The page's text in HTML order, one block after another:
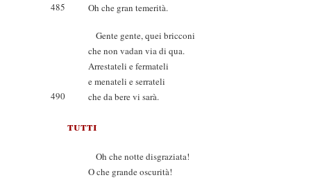
485 Oh che gran temerità.
Gente gente, quei bricconi
che non vadan via di qua.
Arrestateli e fermateli
e menateli e serrateli
490
che da bere vi sarà.
tutti
Oh che notte disgraziata!
O che grande oscurità!